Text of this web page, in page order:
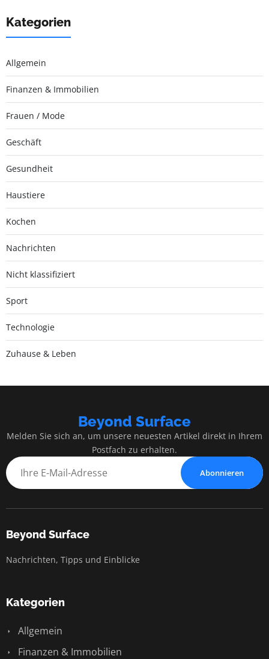
Kategorien
Allgemein
Finanzen & Immobilien
Frauen / Mode
Geschäft
Gesundheit
Haustiere
Kochen
Nachrichten
Nicht klassifiziert
Sport
Technologie
Zuhause & Leben
Beyond Surface
Melden Sie sich an, um unsere neuesten Artikel direkt in Ihrem
Postfach zu erhalten.
Abonnieren
Beyond Surface
Nachrichten, Tipps und Einblicke
Kategorien
Allgemein
Finanzen & Immobilien